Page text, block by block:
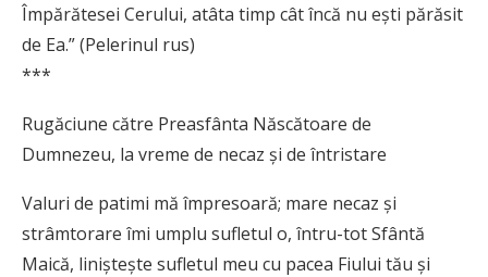
Împărătesei Cerului, atâta timp cât încă nu ești părăsit
de Ea.” (Pelerinul rus)
***
Rugăciune către Preasfânta Născătoare de
Dumnezeu, la vreme de necaz şi de întristare
Valuri de patimi mă împresoară; mare necaz şi
strâmtorare îmi umplu sufletul o, întru-tot Sfântă
Maică, linişteşte sufletul meu cu pacea Fiului tău şi